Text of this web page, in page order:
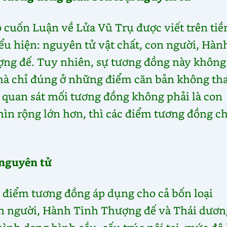
Luận về Lửa Vũ Trụ được viết trên
hiện: nguyên tử vật chất, con người,
đế. Tuy nhiên, sự tương đồng này không
chỉ đúng ở những điểm căn bản không
sát mối tương đồng không phải là con
rộng lớn hơn, thì các điểm tương đồng
tử
tương đồng áp dụng cho cả bốn loại
người, Hành Tinh Thượng đế và Thái